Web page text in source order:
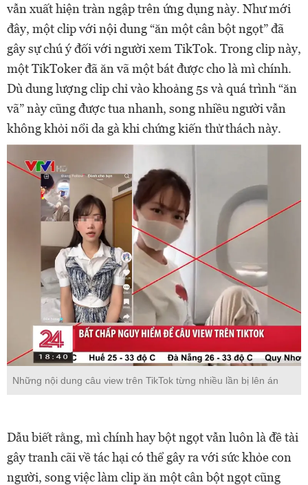
vẫn xuất hiện tràn ngập trên ứng dụng này. Như mới
đây, một clip với nội dung “ăn một cân bột ngọt” đã
gây sự chú ý đối với người xem TikTok. Trong clip này,
một TikToker đã ăn vã một bát được cho là mì chính.
Dù dung lượng clip chỉ vào khoảng 5s và quá trình “ăn
vã” này cũng được tua nhanh, song nhiều người vẫn
không khỏi nổi da gà khi chứng kiến thử thách này.
Những nội dung câu view trên TikTok từng nhiều lần bị lên án
Dẫu biết rằng, mì chính hay bột ngọt vẫn luôn là đề tài
gây tranh cãi về tác hại có thể gây ra với sức khỏe con
người, song việc làm clip ăn một cân bột ngọt cũng